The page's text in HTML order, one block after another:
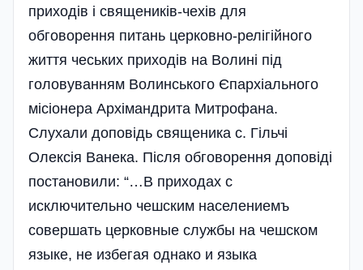
приходів і священиків-чехів для
обговорення питань церковно-релігійного
життя чеських приходів на Волині під
головуванням Волинського Єпархіального
місіонера Архімандрита Митрофана.
Слухали доповідь священика с. Гільчі
Олексія Ванека. Після обговорення доповіді
постановили: “…В приходах с
исключительно чешским населениемъ
совершать церковные службы на чешском
языке, не избегая однако и языка